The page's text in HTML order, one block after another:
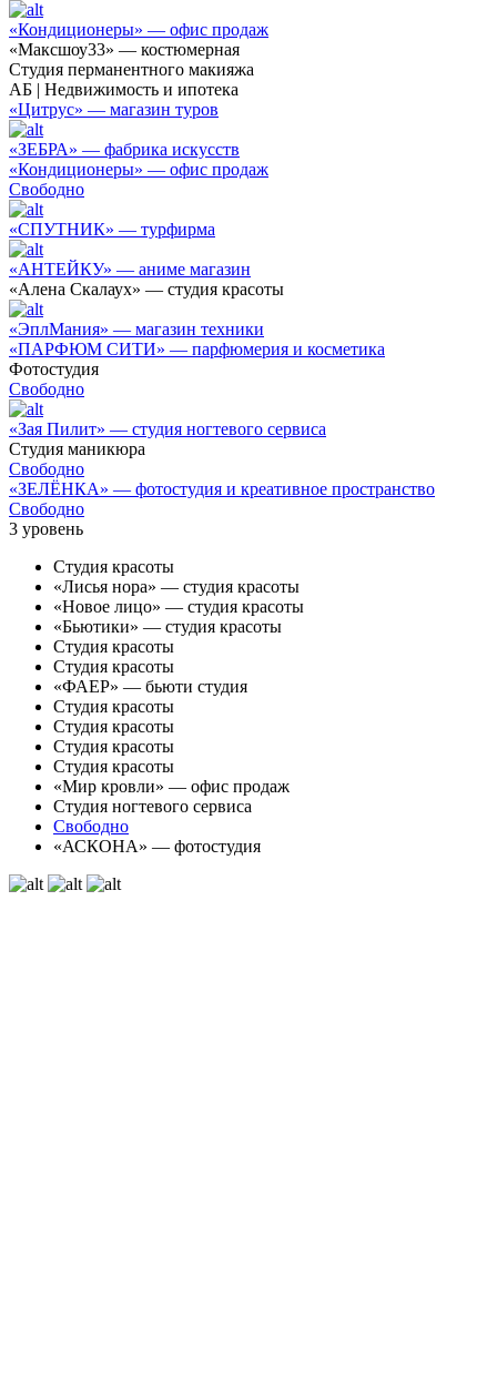
«Кондиционеры» — офис продаж
«Максшоу33» — костюмерная
Студия перманентного макияжа
АБ | Недвижимость и ипотека
«Цитрус» — магазин туров
«ЗЕБРА» — фабрика искусств
«Кондиционеры» — офис продаж
Свободно
«СПУТНИК» — турфирма
«АНТЕЙКУ» — аниме магазин
«Алена Скалаух» — студия красоты
«ЭплМания» — магазин техники
«ПАРФЮМ СИТИ» — парфюмерия и косметика
Фотостудия
Свободно
«Зая Пилит» — студия ногтевого сервиса
Студия маникюра
Свободно
«ЗЕЛЁНКА» — фотостудия и креативное пространство
Свободно
3 уровень
Студия красоты
«Лисья нора» — студия красоты
«Новое лицо» — студия красоты
«Бьютики» — студия красоты
Студия красоты
Студия красоты
«ФАЕР» — бьюти студия
Студия красоты
Студия красоты
Студия красоты
Студия красоты
«Мир кровли» — офис продаж
Студия ногтевого сервиса
Свободно
«АСКОНА» — фотостудия